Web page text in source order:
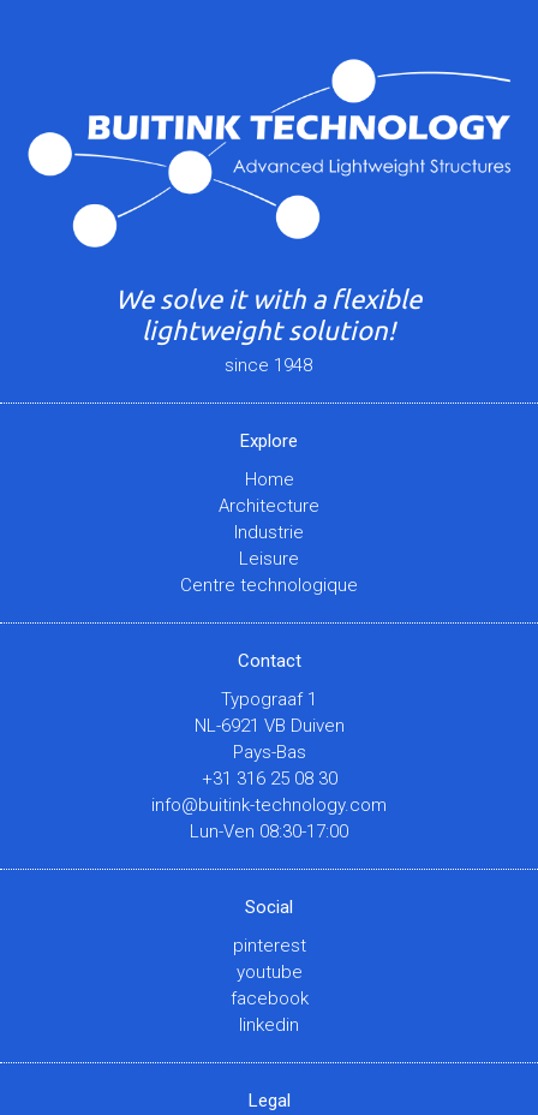
We solve it with a flexible
lightweight solution!
since 1948
Explore
Home
Architecture
Industrie
Leisure
Centre technologique
Contact
Typograaf 1
NL-6921 VB Duiven
Pays-Bas
+31 316 25 08 30
info@buitink-technology.com
Lun-Ven 08:30-17:00
Social
pinterest
youtube
facebook
linkedin
Legal